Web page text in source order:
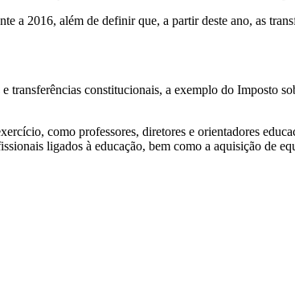
a 2016, além de definir que, a partir deste ano, as
constitucionais, a exemplo do Imposto
como professores, diretores e orientadores
ligados à educação, bem como a aquisição de